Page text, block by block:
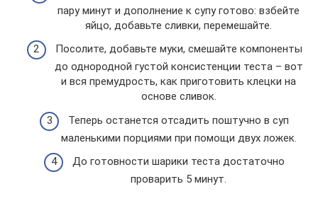
пару минут и дополнение к супу готово: взбейте
яйцо, добавьте сливки, перемешайте.
Посолите, добавьте муки, смешайте компоненты
до однородной густой консистенции теста – вот
и вся премудрость, как приготовить клецки на
основе сливок.
Теперь останется отсадить поштучно в суп
маленькими порциями при помощи двух ложек.
До готовности шарики теста достаточно
проварить 5 минут.